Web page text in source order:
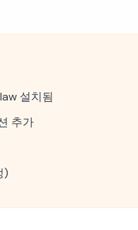
설치됨
추가
)